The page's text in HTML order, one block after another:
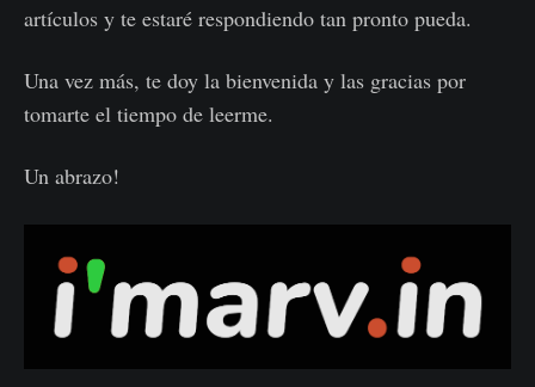
artículos y te estaré respondiendo tan pronto pueda.
Una vez más, te doy la bienvenida y las gracias por
tomarte el tiempo de leerme.
Un abrazo!